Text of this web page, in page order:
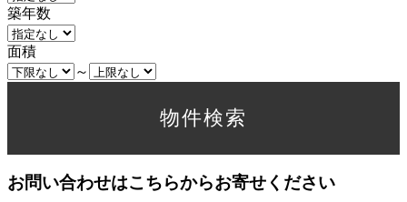
築年数
面積
～
お問い合わせはこちらからお寄せください